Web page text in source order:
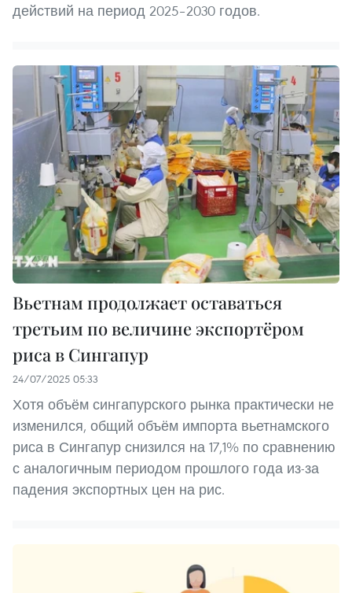
действий на период 2025–2030 годов.
Вьетнам продолжает оставаться
третьим по величине экспортёром
риса в Сингапур
24/07/2025 05:33
Хотя объём сингапурского рынка практически не
изменился, общий объём импорта вьетнамского
риса в Сингапур снизился на 17,1% по сравнению
с аналогичным периодом прошлого года из-за
падения экспортных цен на рис.